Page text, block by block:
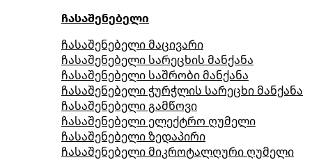
ჩასაშენებელი
ჩასაშენებელი მაცივარი
ჩასაშენებელი სარეცხის მანქანა
ჩასაშენებელი საშრობი მანქანა
ჩასაშენებელი ჭურჭლის სარეცხი მანქანა
ჩასაშენებელი გამწოვი
ჩასაშენებელი ელექტრო ღუმელი
ჩასაშენებელი ზედაპირი
ჩასაშენებელი მიკროტალღური ღუმელი